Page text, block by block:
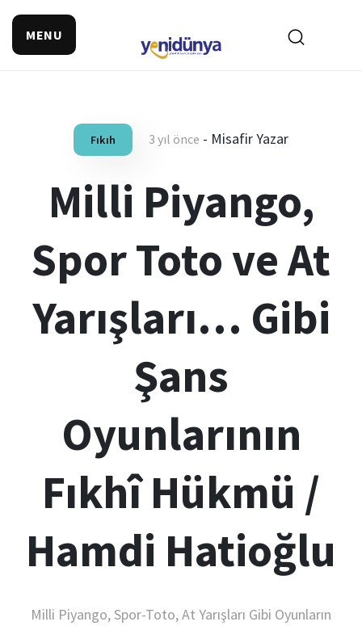
MENU
Fıkıh 3 yıl önce - Misafir Yazar
Milli Piyango,
Spor Toto ve At
Yarışları… Gibi
Şans
Oyunlarının
Fıkhî Hükmü /
Hamdi Hatioğlu
Milli Piyango, Spor-Toto, At Yarışları Gibi Oyunların